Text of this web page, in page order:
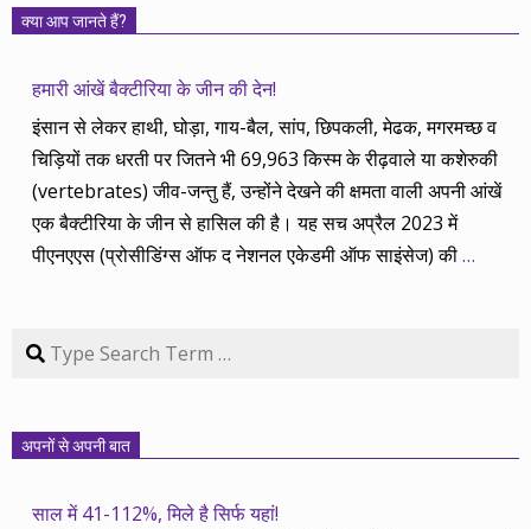
क्या आप जानते हैं?
हमारी आंखें बैक्टीरिया के जीन की देन!
इंसान से लेकर हाथी, घोड़ा, गाय-बैल, सांप, छिपकली, मेढक, मगरमच्छ व
चिड़ियों तक धरती पर जितने भी 69,963 किस्म के रीढ़वाले या कशेरुकी
(vertebrates) जीव-जन्तु हैं, उन्होंने देखने की क्षमता वाली अपनी आंखें
एक बैक्टीरिया के जीन से हासिल की है। यह सच अप्रैल 2023 में
पीएनएएस (प्रोसीडिंग्स ऑफ द नेशनल एकेडमी ऑफ साइंसेज) की…
Search
अपनों से अपनी बात
साल में 41-112%, मिले है सिर्फ यहां!